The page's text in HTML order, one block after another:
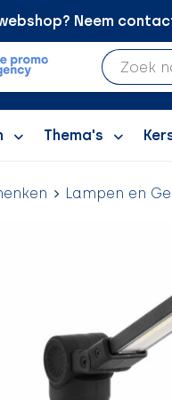
Neem
Thema's
Lampen en